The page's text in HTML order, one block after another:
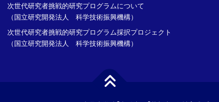
次世代研究者挑戦的研究プログラムについて
（国立研究開発法人 科学技術振興機構）
次世代研究者挑戦的研究プログラム採択プロジェクト
（国立研究開発法人 科学技術振興機構）